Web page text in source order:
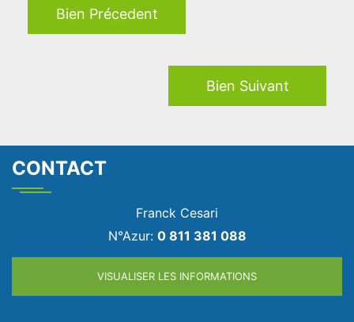
Bien Précedent
Bien Suivant
CONTACT
Franck Cesari
N°Azur: 0 811 381 088
VISUALISER LES INFORMATIONS